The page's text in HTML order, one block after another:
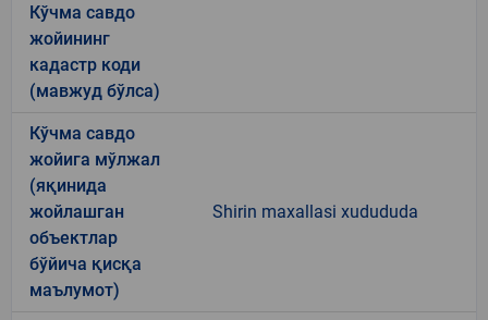
Кўчма савдо
жойининг
кадастр коди
(мавжуд бўлса)
Кўчма савдо
жойига мўлжал
(яқинида
жойлашган
объектлар
бўйича қисқа
маълумот)
Shirin maxallasi xudududa